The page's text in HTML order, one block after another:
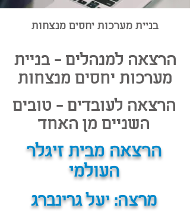
בניית מערכות יחסים מנצחות
הרצאה למנהלים - בניית
מערכות יחסים מנצחות
הרצאה לעובדים - טובים
השניים מן האחד
הרצאה מבית זיגלר
העולמי
מרצה: יעל גרינברג